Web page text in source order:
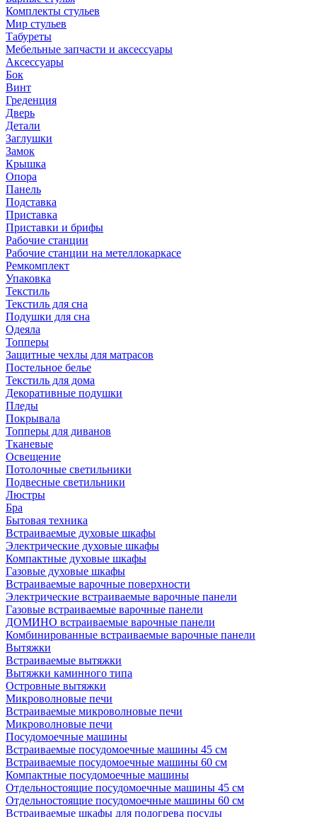
Комплекты стульев
Мир стульев
Табуреты
Мебельные запчасти и аксессуары
Аксессуары
Бок
Винт
Греденция
Дверь
Детали
Заглушки
Замок
Крышка
Опора
Панель
Подставка
Приставка
Приставки и брифы
Рабочие станции
Рабочие станции на метеллокаркасе
Ремкомплект
Упаковка
Текстиль
Текстиль для сна
Подушки для сна
Одеяла
Топперы
Защитные чехлы для матрасов
Постельное белье
Текстиль для дома
Декоративные подушки
Пледы
Покрывала
Топперы для диванов
Тканевые
Освещение
Потолочные светильники
Подвесные светильники
Люстры
Бра
Бытовая техника
Встраиваемые духовые шкафы
Электрические духовые шкафы
Компактные духовые шкафы
Газовые духовые шкафы
Встраиваемые варочные поверхности
Электрические встраиваемые варочные панели
Газовые встраиваемые варочные панели
ДОМИНО встраиваемые варочные панели
Комбинированные встраиваемые варочные панели
Вытяжки
Встраиваемые вытяжки
Вытяжки каминного типа
Островные вытяжки
Микроволновые печи
Встраиваемые микроволновые печи
Микроволновые печи
Посудомоечные машины
Встраиваемые посудомоечные машины 45 см
Встраиваемые посудомоечные машины 60 см
Компактные посудомоечные машины
Отдельностоящие посудомоечные машины 45 см
Отдельностоящие посудомоечные машины 60 см
Встраиваемые шкафы для подогрева посуды